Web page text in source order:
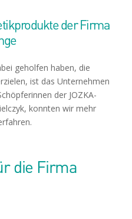
der Firma
geholfen haben, die
ist das Unternehmen
der JOZKA-
konnten wir mehr
die Firma